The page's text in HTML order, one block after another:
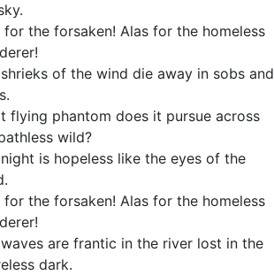
for the forsaken! Alas for the homeless
of the wind die away in sobs and
flying phantom does it pursue across
wild?
is hopeless like the eyes of the
for the forsaken! Alas for the homeless
are frantic in the river lost in the
dark.